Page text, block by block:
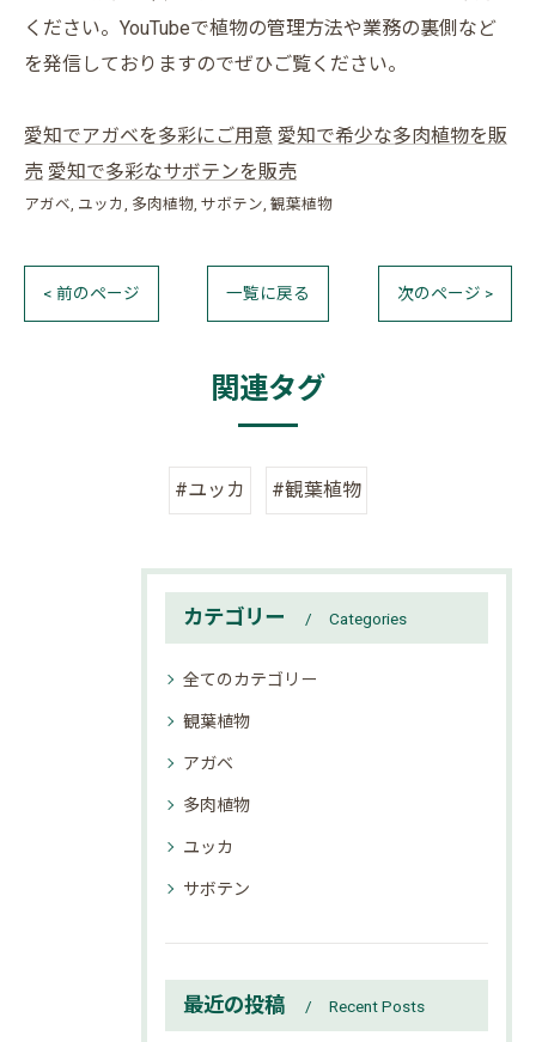
ください。YouTubeで植物の管理方法や業務の裏側など
を発信しておりますのでぜひご覧ください。
愛知でアガベを多彩にご用意 愛知で希少な多肉植物を販
売 愛知で多彩なサボテンを販売
アガベ ユッカ 多肉植物 サボテン 観葉植物
< 前のページ 一覧に戻る 次のページ >
関連タグ
#ユッカ #観葉植物
カテゴリー Categories
全てのカテゴリー
観葉植物
アガベ
多肉植物
ユッカ
サボテン
最近の投稿 Recent Posts